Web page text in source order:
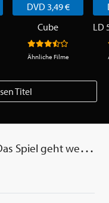
DVD 3,49 €
Cube
Ähnliche Filme
LD
Titel
Spiel geht weiter